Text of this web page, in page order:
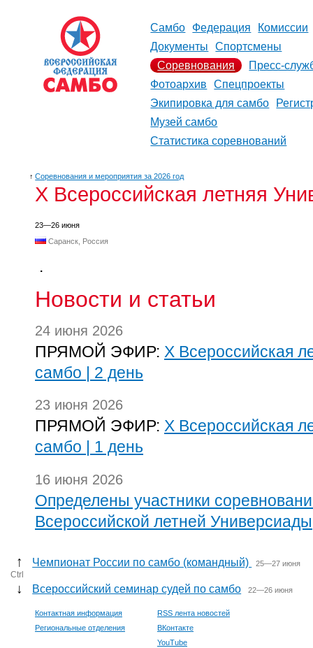
Самбо Федерация
Комиссии
Документы
Спортсмены
Соревнования
Пресс-
Фотоархив
Спецпроекты
Экипировка для самбо
Музей самбо
Статистика соревнований
↑ Соревнования и мероприятия за 2026 год
X Всероссийская летняя
23—26 июня
Саранск, Россия
.
Новости и статьи
24 июня 2026
ПРЯМОЙ ЭФИР: Х Всероссийская
самбо | 2 день
23 июня 2026
ПРЯМОЙ ЭФИР: Х Всероссийская
самбо | 1 день
16 июня 2026
Определены участники
Всероссийской летней Универсиады
↑ Чемпионат России по самбо (командный) 25—27 июня
Ctrl
↓ Всероссийский семинар судей по самбо 22—26 июня
Контактная информация
Региональные отделения
RSS лента новостей
ВКонтакте
YouTube